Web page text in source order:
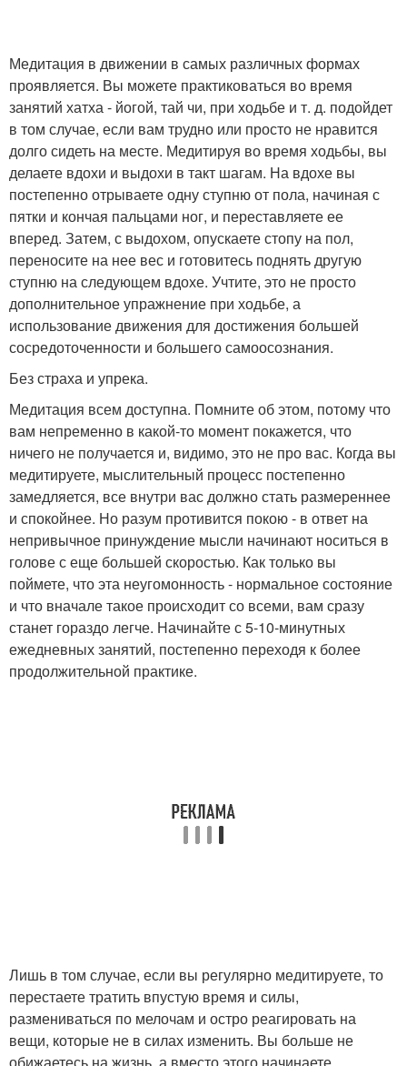
Медитация в движении в самых различных формах
проявляется. Вы можете практиковаться во время
занятий хатха - йогой, тай чи, при ходьбе и т. д. подойдет
в том случае, если вам трудно или просто не нравится
долго сидеть на месте. Медитируя во время ходьбы, вы
делаете вдохи и выдохи в такт шагам. На вдохе вы
постепенно отрываете одну ступню от пола, начиная с
пятки и кончая пальцами ног, и переставляете ее
вперед. Затем, с выдохом, опускаете стопу на пол,
переносите на нее вес и готовитесь поднять другую
ступню на следующем вдохе. Учтите, это не просто
дополнительное упражнение при ходьбе, а
использование движения для достижения большей
сосредоточенности и большего самоосознания.
Без страха и упрека.
Медитация всем доступна. Помните об этом, потому что
вам непременно в какой-то момент покажется, что
ничего не получается и, видимо, это не про вас. Когда вы
медитируете, мыслительный процесс постепенно
замедляется, все внутри вас должно стать размереннее
и спокойнее. Но разум противится покою - в ответ на
непривычное принуждение мысли начинают носиться в
голове с еще большей скоростью. Как только вы
поймете, что эта неугомонность - нормальное состояние
и что вначале такое происходит со всеми, вам сразу
станет гораздо легче. Начинайте с 5-10-минутных
ежедневных занятий, постепенно переходя к более
продолжительной практике.
Лишь в том случае, если вы регулярно медитируете, то
перестаете тратить впустую время и силы,
размениваться по мелочам и остро реагировать на
вещи, которые не в силах изменить. Вы больше не
обижаетесь на жизнь, а вместо этого начинаете